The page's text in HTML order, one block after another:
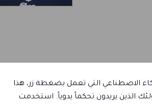
الاصطناعي التي تعمل بضغطة زر، هذا
الذين يريدون تحكماً يدوياً. استخدمت